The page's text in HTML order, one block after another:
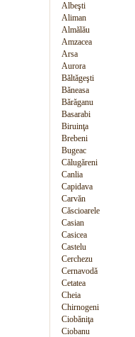
Albeşti
Aliman
Almălău
Amzacea
Arsa
Aurora
Băltăgeşti
Băneasa
Bărăganu
Basarabi
Biruinţa
Brebeni
Bugeac
Călugăreni
Canlia
Capidava
Carvăn
Căscioarele
Casian
Casicea
Castelu
Cerchezu
Cernavodă
Cetatea
Cheia
Chirnogeni
Ciobăniţa
Ciobanu